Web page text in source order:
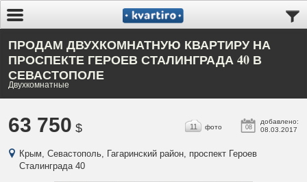
ПРОДАМ ДВУХКОМНАТНУЮ КВАРТИРУ НА
ПРОСПЕКТЕ ГЕРОЕВ СТАЛИНГРАДА 40 В
СЕВАСТОПОЛЕ
Двухкомнатные
63 750 $ 08
добавлено:
08.03.2017
11 фото
Крым, Севастополь, Гагаринский район, проспект Героев
Сталинграда 40